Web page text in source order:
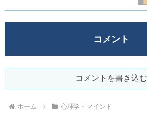
コメント
コメントを書き込む
ホーム 心理学・マインド